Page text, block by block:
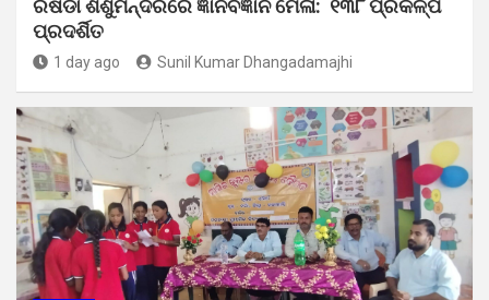
ରିଷିଡା ଶିଶୁମନ୍ଦିରରେ ଜ୍ଞାନବିଜ୍ଞାନ ମେଳା: ୧୩୮ ପ୍ରକଳ୍ପ
ପ୍ରଦର୍ଶିତ
1 day ago Sunil Kumar Dhangadamajhi